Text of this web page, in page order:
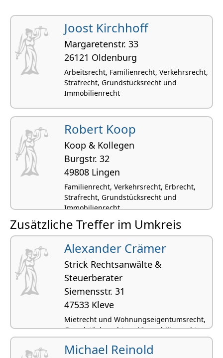
Joost Kirchhoff
Margare­tenstr. 33
26121 Oldenburg
Arbeitsrecht, Familienrecht, Verkehrsrecht,
Strafrecht, Grundstücksrecht und
Immobilienrecht
Robert Koop
Koop & Kollegen
Burgstr. 32
49808 Lingen
Familienrecht, Verkehrsrecht, Erbrecht,
Strafrecht, Grundstücksrecht und
Immobilienrecht
Zusätzliche Treffer im Umkreis
Alexander Crämer
Strick Rechtsanwälte &
Steuerberater
Siemensstr. 31
47533 Kleve
Mietrecht und Wohnungseigentumsrecht,
Grundstücksrecht und Immobilienrecht,
Steuerrecht
Michael Reinold